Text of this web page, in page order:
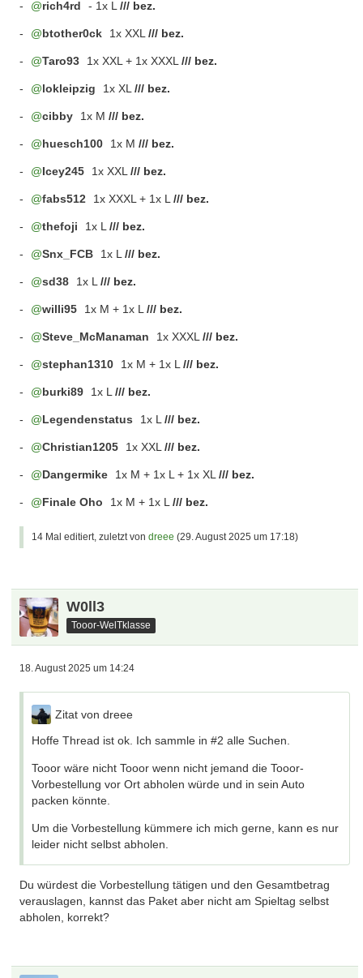
- rich4rd - 1x L/// bez.
- btother0ck 1x XXL/// bez.
- Taro93 1x XXL + 1x XXXL/// bez.
- lokleipzig 1x XL/// bez.
- cibby 1x M/// bez.
- huesch100 1x M/// bez.
- Icey245 1x XXL/// bez.
- fabs512 1x XXXL + 1x L/// bez.
- thefoji 1x L/// bez.
- Snx_FCB 1x L/// bez.
- sd38 1x L/// bez.
- willi95 1x M + 1x L/// bez.
- Steve_McManaman 1x XXXL/// bez.
- stephan1310 1x M + 1x L/// bez.
- burki89 1x L/// bez.
- Legendenstatus 1x L/// bez.
- Christian1205 1x XXL/// bez.
- Dangermike 1x M + 1x L + 1x XL/// bez.
- Finale Oho 1x M + 1x L/// bez.
14 Mal editiert, zuletzt vondreee (29. August 2025 um 17:18)
W0ll3
Tooor-WelTklasse
18. August 2025 um 14:24
Zitat von dreee
Hoffe Thread ist ok. Ich sammle in #2 alle Suchen.
Tooor wäre nicht Tooor wenn nicht jemand die Tooor-
Vorbestellung vor Ort abholen würde und in sein Auto
packen könnte.
Um die Vorbestellung kümmere ich mich gerne, kann es nur
leider nicht selbst abholen.
Du würdest die Vorbestellung tätigen und den Gesamtbetrag
verauslagen, kannst das Paket aber nicht am Spieltag selbst
abholen, korrekt?